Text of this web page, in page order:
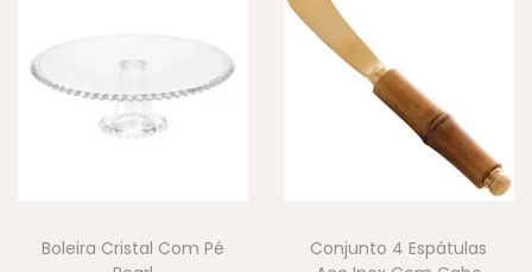
Boleira Cristal Com Pé
Conjunto 4 Espátulas